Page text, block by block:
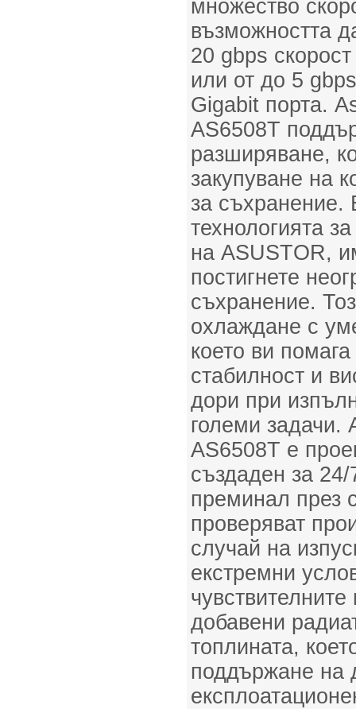
множество
възможността
20 gbps
или от до 5
Gigabit порта.
AS6508T
разширяване,
закупуване на
за съхранение.
технологията
на ASUSTOR,
постигнете
съхранение.
охлаждане с
което ви
стабилност и
дори при
големи задачи.
AS6508T е
създаден за
преминал през
проверяват
случай на
екстремни
добавени
топлината,
поддържане на